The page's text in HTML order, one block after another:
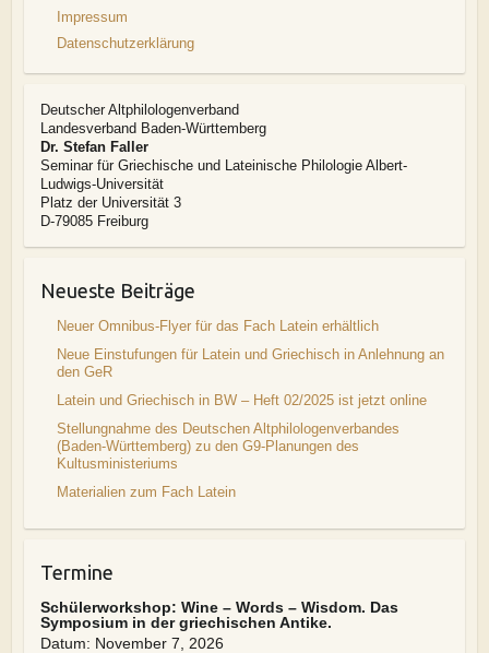
Impressum
Datenschutzerklärung
Deutscher Altphilologenverband
Landesverband Baden-Württemberg
Dr. Stefan Faller
Seminar für Griechische und Lateinische Philologie Albert-
Ludwigs-Universität
Platz der Universität 3
D-79085 Freiburg
Neueste Beiträge
Neuer Omnibus-Flyer für das Fach Latein erhältlich
Neue Einstufungen für Latein und Griechisch in Anlehnung an
den GeR
Latein und Griechisch in BW – Heft 02/2025 ist jetzt online
Stellungnahme des Deutschen Altphilologenverbandes
(Baden-Württemberg) zu den G9-Planungen des
Kultusministeriums
Materialien zum Fach Latein
Termine
Schülerworkshop: Wine – Words – Wisdom. Das
Symposium in der griechischen Antike.
Datum: November 7, 2026